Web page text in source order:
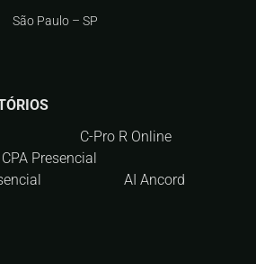
São Paulo – SP
C-Pro R Online
CPA Presencial
AI Ancord